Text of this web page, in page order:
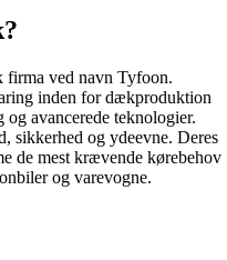
firma ved navn Tyfoon.
inden for dækproduktion
avancerede teknologier.
sikkerhed og ydeevne. Deres
de mest krævende kørebehov
og varevogne.